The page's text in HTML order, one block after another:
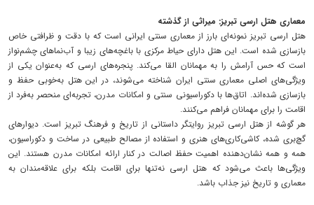
معماری هتل ارسی تبریز: میراثی از گذشته
هتل ارسی تبریز نمونه‌ای بارز از معماری سنتی ایرانی است که با دقت و ظرافتی خاص
بازسازی شده است. این هتل دارای حیاط مرکزی با باغچه‌های زیبا و آب‌نماهای چشم‌نواز
است که حس آرامش را به مهمانان القا می‌کند. پنجره‌های ارسی که به‌عنوان یکی از
ویژگی‌های اصلی معماری سنتی ایران شناخته می‌شوند، در این هتل به‌خوبی حفظ و
بازسازی شده‌اند. اتاق‌ها با دکوراسیونی سنتی و امکانات مدرن، تجربه‌ای منحصر به‌فرد از
اقامت را برای مهمانان فراهم می‌کنند.
هر گوشه از هتل ارسی تبریز روایتگر داستانی از تاریخ و فرهنگ تبریز است. دیوارهای
گچ‌بری شده، کاشی‌کاری‌های هنری و استفاده از مصالح طبیعی در ساخت و دکوراسیون،
همه و همه نشان‌دهنده اهمیت حفظ اصالت در کنار ارائه امکانات مدرن هستند. این
ویژگی‌ها باعث می‌شود که هتل ارسی نه‌تنها برای اقامت بلکه برای علاقه‌مندان به
معماری و تاریخ نیز جذاب باشد.